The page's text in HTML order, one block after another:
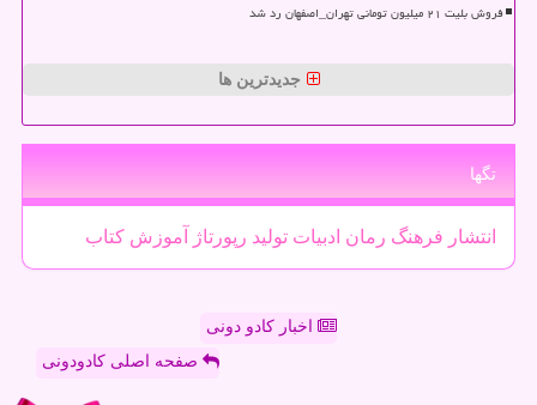
فروش بلیت ۲۱ میلیون تومانی تهران_اصفهان رد شد
جدیدترین ها
تگها
انتشار فرهنگ رمان ادبیات تولید رپورتاژ آموزش كتاب
اخبار کادو دونی
صفحه اصلی کادودونی